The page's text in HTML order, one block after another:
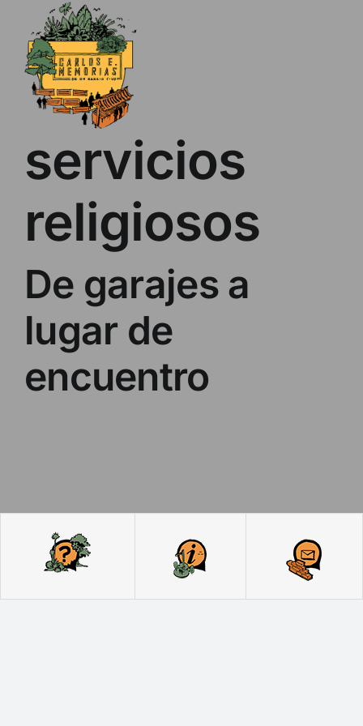
content
servicios
religiosos
De garajes a
lugar de
encuentro